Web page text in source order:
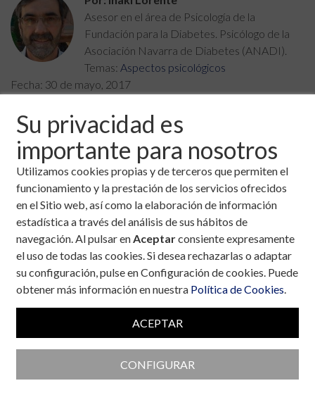
Su privacidad es
importante para nosotros
Utilizamos cookies propias y de terceros que permiten el
funcionamiento y la prestación de los servicios ofrecidos
en el Sitio web, así como la elaboración de información
estadística a través del análisis de sus hábitos de
navegación. Al pulsar enAceptarconsiente expresamente
el uso de todas las cookies. Si desea rechazarlas o adaptar
su configuración, pulse en Configuración de cookies. Puede
obtener más información en nuestra Política de Cookies.
ACEPTAR
CONFIGURAR
Asesor en el área de Psicología de la
Fundación para la Diabetes. Psicólogo de la
Asociación Navarra de Diabetes (ANADI).
Temas: Aspectos psicológicos
Fecha: 30 de mayo, 2017
Este texto es la continuación del titulado: “
puntos suspensivos (decídete a empezar)”. Si todavía no
lo has leído, te recomiendo que lo hagas antes de seguir
con este, ya que pertenece a una secuencia con una
misión concreta:Acompañarte en el proceso de
conseguir los retos que te propongas.
De la misma manera, a este texto le seguirán otros con
un orden. En mi cabeza está el siguiente esquema:
PERSIGUIENDO UN SUEÑO
Diseña bien los objetivos que te acercan a la
meta
Prevenir la falta de motivación (en cuanto